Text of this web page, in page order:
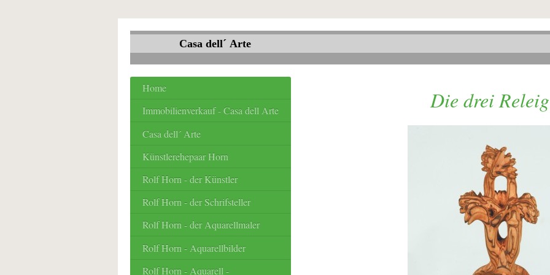
Casa dell´ Arte
Die drei
Home
Immobilienverkauf - Casa dell Arte
Casa dell´ Arte
Künstlerehepaar Horn
Rolf Horn - der Künstler
Rolf Horn - der Schrifsteller
Rolf Horn - der Aquarellmaler
Rolf Horn - Aquarellbilder
Rolf Horn - Aquarell -